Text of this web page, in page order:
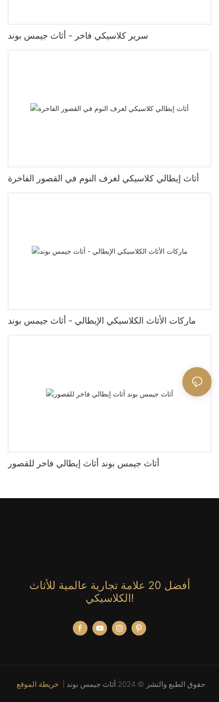
سرير كلاسيكي فاخر - أثاث جيمس بوند
أثاث إيطالي كلاسيكي لغرف النوم في القصور الفاخرة
ماركات الأثاث الكلاسيكي الإيطالي - أثاث جيمس بوند
أثاث جيمس بوند أثاث إيطالي فاخر للقصور
أفضل 20 علامة تجارية عالمية للأثاث
الكلاسيكي!
حقوق الطبع والنشر © 2024 أثاث جيمس بوند | خريطة الموقع